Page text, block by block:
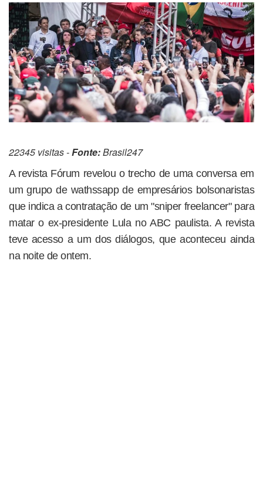
22345 visitas -Fonte:Brasil247
A revista Fórum revelou o trecho de uma conversa em
um grupo de wathssapp de empresários bolsonaristas
que indica a contratação de um "sniper freelancer" para
matar o ex-presidente Lula no ABC paulista. A revista
teve acesso a um dos diálogos, que aconteceu ainda
na noite de ontem.